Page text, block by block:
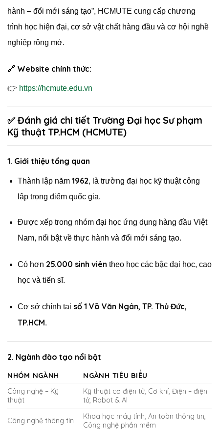
hành – đổi mới sáng tạo”, HCMUTE cung cấp chương
trình học hiện đại, cơ sở vật chất hàng đầu và cơ hội nghề
nghiệp rộng mở.
🔗 Website chính thức:
👉 https://hcmute.edu.vn
✅ Đánh giá chi tiết Trường Đại học Sư phạm
Kỹ thuật TP.HCM (HCMUTE)
1. Giới thiệu tổng quan
Thành lập năm 1962, là trường đại học kỹ thuật công
lập trọng điểm quốc gia.
Được xếp trong nhóm đại học ứng dụng hàng đầu Việt
Nam, nổi bật về thực hành và đổi mới sáng tạo.
Có hơn 25.000 sinh viên theo học các bậc đại học, cao
học và tiến sĩ.
Cơ sở chính tại số 1 Võ Văn Ngân, TP. Thủ Đức,
TP.HCM.
2. Ngành đào tạo nổi bật
NHÓM NGÀNH
NGÀNH TIÊU BIỂU
Công nghệ – Kỹ
thuật
Kỹ thuật cơ điện tử, Cơ khí, Điện – điện
tử, Robot & AI
Công nghệ thông tin
Khoa học máy tính, An toàn thông tin,
Công nghệ phần mềm